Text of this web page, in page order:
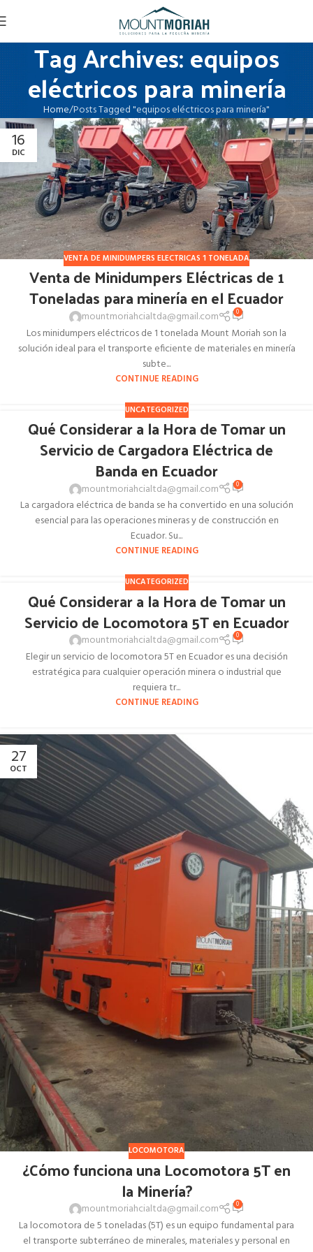
Tag Archives: equipos
eléctricos para minería
Home Posts Tagged "equipos eléctricos para minería"
16
DIC
VENTA DE MINIDUMPERS ELECTRICAS 1 TONELADA
Venta de Minidumpers Eléctricas de 1
Toneladas para minería en el Ecuador
mountmoriahcialtda@gmail.com 0
Los minidumpers eléctricos de 1 tonelada Mount Moriah son la
solución ideal para el transporte eficiente de materiales en minería
subte...
CONTINUE READING
UNCATEGORIZED
Qué Considerar a la Hora de Tomar un
Servicio de Cargadora Eléctrica de
Banda en Ecuador
mountmoriahcialtda@gmail.com 0
La cargadora eléctrica de banda se ha convertido en una solución
esencial para las operaciones mineras y de construcción en
Ecuador. Su...
CONTINUE READING
UNCATEGORIZED
Qué Considerar a la Hora de Tomar un
Servicio de Locomotora 5T en Ecuador
mountmoriahcialtda@gmail.com 0
Elegir un servicio de locomotora 5T en Ecuador es una decisión
estratégica para cualquier operación minera o industrial que
requiera tr...
CONTINUE READING
27
OCT
LOCOMOTORA
¿Cómo funciona una Locomotora 5T en
la Minería?
mountmoriahcialtda@gmail.com 0
La locomotora de 5 toneladas (5T) es un equipo fundamental para
el transporte subterráneo de minerales, materiales y personal en